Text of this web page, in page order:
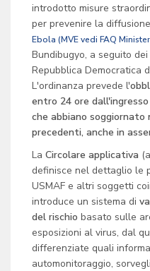
introdotto misure
per prevenire la
Ebola (MVE vedi FAQ
Bundibugyo, a seguito
Repubblica Democratica
L'ordinanza prevede l'
entro 24 ore
che abbiano soggiornato
precedenti, anche in
La Circolare applicativa
definisce nel dettaglio le
USMAF e altri soggetti
introduce un sistema di
del rischio basato sulle
esposizioni al virus, dal
differenziate quali
automonitoraggio,